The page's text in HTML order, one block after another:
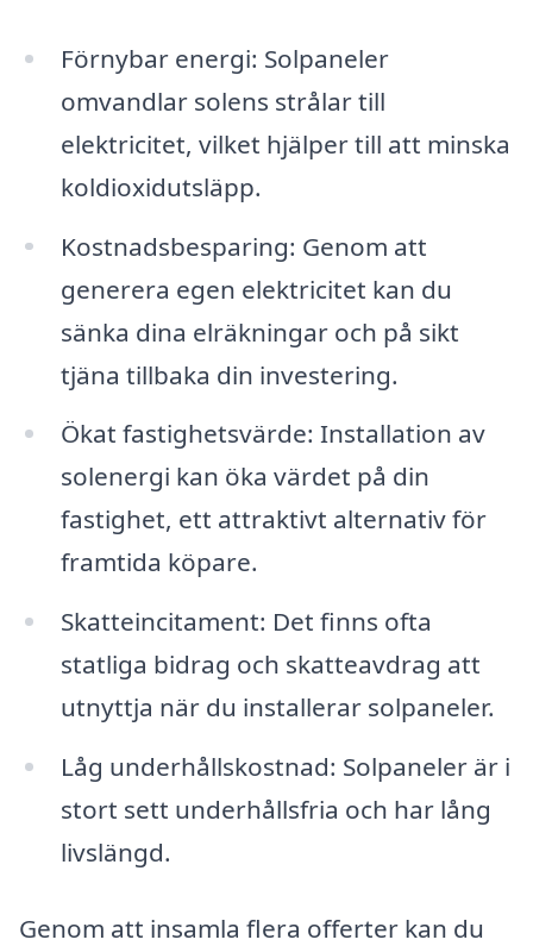
Förnybar energi: Solpaneler
omvandlar solens strålar till
elektricitet, vilket hjälper till att minska
koldioxidutsläpp.
Kostnadsbesparing: Genom att
generera egen elektricitet kan du
sänka dina elräkningar och på sikt
tjäna tillbaka din investering.
Ökat fastighetsvärde: Installation av
solenergi kan öka värdet på din
fastighet, ett attraktivt alternativ för
framtida köpare.
Skatteincitament: Det finns ofta
statliga bidrag och skatteavdrag att
utnyttja när du installerar solpaneler.
Låg underhållskostnad: Solpaneler är i
stort sett underhållsfria och har lång
livslängd.
Genom att insamla flera offerter kan du